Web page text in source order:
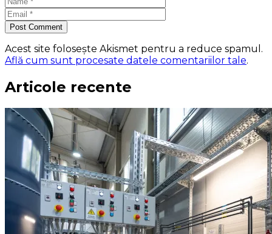
Post Comment
Acest site folosește Akismet pentru a reduce spamul.
Află cum sunt procesate datele comentariilor tale.
Articole recente